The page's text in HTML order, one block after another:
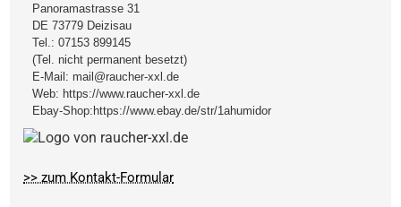
Panoramastrasse 31
DE 73779 Deizisau
Tel.:07153 899145
(Tel. nicht permanent besetzt)
E-Mail: mail@raucher-xxl.de
Web: https://www.raucher-xxl.de
Ebay-Shop:https://www.ebay.de/str/1ahumidor
>> zum Kontakt-Formular